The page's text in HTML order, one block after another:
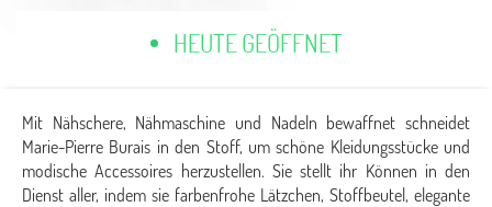
HEUTE GEÖFFNET
Mit Nähschere, Nähmaschine und Nadeln bewaffnet schneidet
Marie-Pierre Burais in den Stoff, um schöne Kleidungsstücke und
modische Accessoires herzustellen. Sie stellt ihr Können in den
Dienst aller, indem sie farbenfrohe Lätzchen, Stoffbeutel, elegante